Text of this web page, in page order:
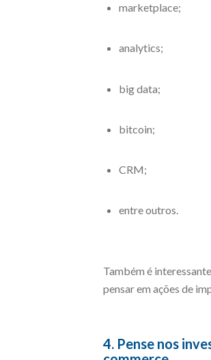
marketplace;
analytics;
big data;
bitcoin;
CRM;
entre outros.
Também é
pensar em ações de
4. Pense nos